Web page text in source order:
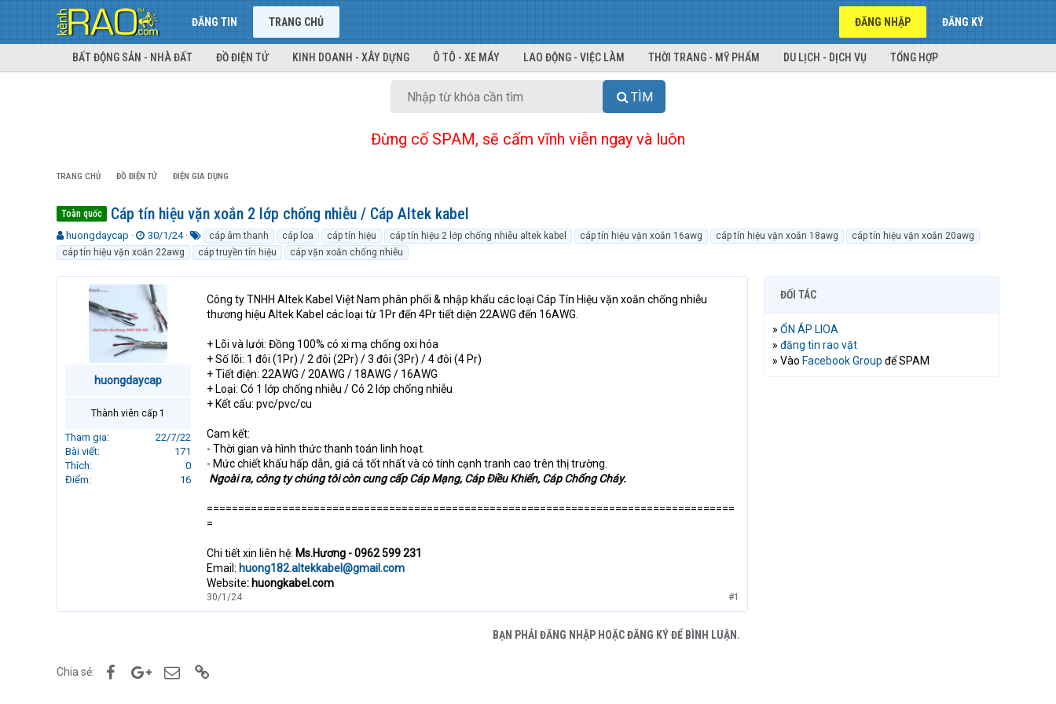
ĐĂNG TIN TRANG CHỦ ĐĂNG NHẬP ĐĂNG KÝ
BẤT ĐỘNG SẢN - NHÀ ĐẤT ĐỒ ĐIỆN TỬ KINH DOANH - XÂY DỰNG Ô TÔ - XE MÁY LAO ĐỘNG - VIỆC LÀM THỜI TRANG - MỸ PHẨM DU LỊCH - DỊCH VỤ TỔNG HỢP
TÌM
Đừng cố SPAM, sẽ cấm vĩnh viễn ngay và luôn
TRANG CHỦ ĐỒ ĐIỆN TỬ ĐIỆN GIA DỤNG
Toàn quốc Cáp tín hiệu vặn xoắn 2 lớp chống nhiễu / Cáp Altek kabel
T
h
r
e
huongdaycap
N
g
à
y
g
ử
30/1/24
ừ
k
h
a
cáp âm thanh cáp loa cáp tín hiệu cáp tín hiệu 2 lớp chống nhiễu altek kabel cáp tín hiệu vặn xoắn 16awg cáp tín hiệu vặn xoắn 18awg
cáp tín hiệu vặn xoắn 20awg
cáp tín hiệu vặn xoắn 22awg
cáp truyền tín hiệu cáp vặn xoắn chống nhiễu
huongdaycap
Thành viên cấp 1
Tham gia
22/7/22
Bài viết
171
Thích
0
Điểm
16
Công ty TNHH Altek Kabel Việt Nam phân phối & nhập khẩu các loại Cáp Tín Hiệu vặn xoắn chống nhiễu
thương hiệu Altek Kabel các loại từ 1Pr đến 4Pr tiết diện 22AWG đến 16AWG.
+ Lõi và lưới: Đồng 100% có xi mạ chống oxi hóa
+ Số lõi: 1 đôi (1Pr) / 2 đôi (2Pr) / 3 đôi (3Pr) / 4 đôi (4 Pr)
+ Tiết điện: 22AWG / 20AWG / 18AWG / 16AWG
+ Loại: Có 1 lớp chống nhiễu / Có 2 lớp chống nhiễu
+ Kết cấu: pvc/pvc/cu
Cam kết:
- Thời gian và hình thức thanh toán linh hoạt.
- Mức chiết khấu hấp dẫn, giá cả tốt nhất và có tính cạnh tranh cao trên thị trường.
Ngoài ra, công ty chúng tôi còn cung cấp Cáp Mạng, Cáp Điều Khiển, Cáp Chống Cháy.
====================================================================================
=
Chi tiết xin liên hệ: Ms.Hương - 0962 599 231
Email: huong182.altekkabel@gmail.com
Website: huongkabel.com
30/1/24 #1
BẠN PHẢI ĐĂNG NHẬP HOẶC ĐĂNG KÝ ĐỂ BÌNH LUẬN.
Chia sẻ: FacebookGoogle+Email
ĐỐI TÁC
» ỔN ÁP LIOA
» đăng tin rao vặt
» Vào Facebook Group để SPAM